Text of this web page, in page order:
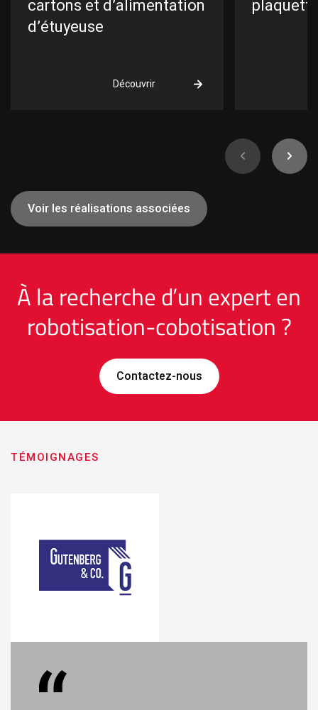
cartons et d’alimentation
d’étuyeuse
Découvrir
Voir les réalisations associées
À la recherche d’un expert en
robotisation-cobotisation ?
Contactez-nous
TÉMOIGNAGES